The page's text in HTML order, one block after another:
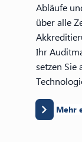
Abläufe
über alle
Ihr
setzen Sie
Mehr